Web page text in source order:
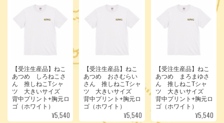
【受注生産品】ねこ
あつめ しろねこさ
ん 推しねこTシャ
ツ 大きいサイズ
背中プリント+胸元ロ
ゴ（ホワイト）
¥5,540
【受注生産品】ねこ
あつめ おさむらい
さん 推しねこTシャ
ツ 大きいサイズ
背中プリント+胸元ロ
ゴ（ホワイト）
¥5,540
【受注生産品】ねこ
あつめ まろまゆさ
ん 推しねこTシャ
ツ 大きいサイズ
背中プリント+胸元ロ
ゴ（ホワイト）
¥5,540